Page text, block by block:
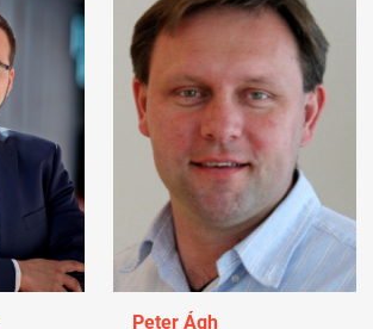
Peter Ágh